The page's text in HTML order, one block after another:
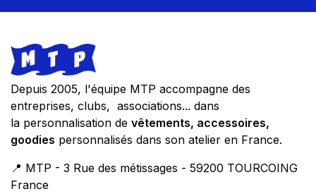
Footer
Store information
Depuis 2005, l'équipe MTP accompagne des
entreprises, clubs, associations... dans
la personnalisation de vêtements, accessoires,
goodies personnalisés dans son atelier en France.
📍 MTP - 3 Rue des métissages - 59200 TOURCOING
France